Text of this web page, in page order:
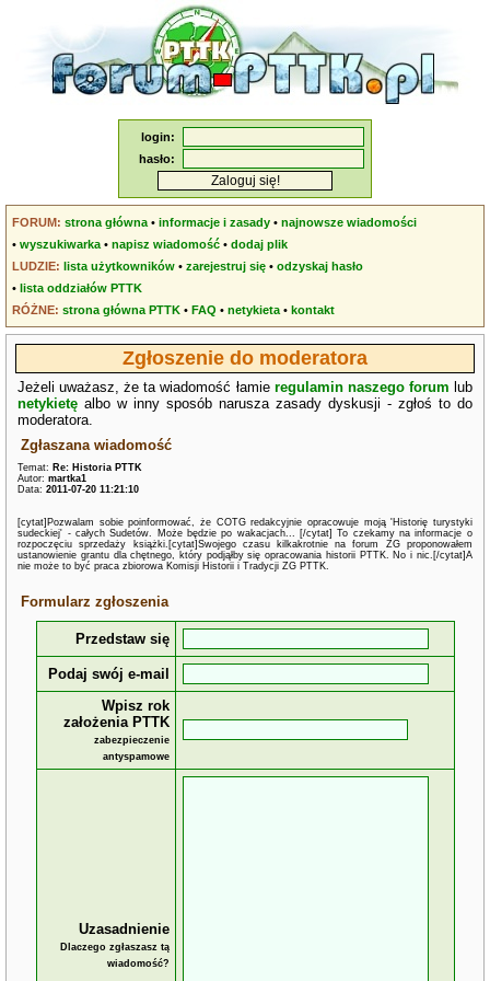
login:
hasło:
FORUM: strona główna •informacje i zasady •najnowsze wiadomości
•wyszukiwarka •napisz wiadomość •dodaj plik
LUDZIE: lista użytkowników •zarejestruj się •odzyskaj hasło
•lista oddziałów PTTK
RÓŻNE: strona główna PTTK •FAQ •netykieta •kontakt
Zgłoszenie do moderatora
Jeżeli uważasz, że ta wiadomość łamie regulamin naszego forum lub
netykietę albo w inny sposób narusza zasady dyskusji - zgłoś to do
moderatora.
Zgłaszana wiadomość
Temat: Re: Historia PTTK
Autor:martka1
Data:2011-07-20 11:21:10
[cytat]Pozwalam sobie poinformować, że COTG redakcyjnie opracowuje moją 'Historię turystyki
sudeckiej' - całych Sudetów. Może będzie po wakacjach... [/cytat] To czekamy na informacje o
rozpoczęciu sprzedaży książki.[cytat]Swojego czasu kilkakrotnie na forum ZG proponowałem
ustanowienie grantu dla chętnego, który podjąłby się opracowania historii PTTK. No i nic.[/cytat]A
nie może to być praca zbiorowa Komisji Historii i Tradycji ZG PTTK.
Formularz zgłoszenia
Przedstaw się
Podaj swój e-mail
Wpisz rok
założenia PTTK
zabezpieczenie
antyspamowe
Uzasadnienie
Dlaczego zgłaszasz tą
wiadomość?